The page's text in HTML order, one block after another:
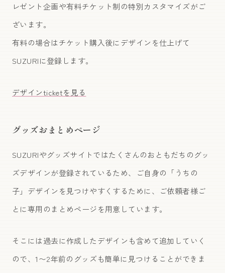
レゼント企画や有料チケット制の特別カスタマイズがご
ざいます。
有料の場合はチケット購入後にデザインを仕上げて
SUZURIに登録します。
デザインticketを見る
グッズおまとめページ
SUZURIやグッズサイトではたくさんのおともだちのグッ
ズデザインが登録されているため、ご自身の「うちの
子」デザインを見つけやすくするために、ご依頼者様ご
とに専用のまとめページを用意しています。
そこには過去に作成したデザインも含めて追加していく
ので、1〜2年前のグッズも簡単に見つけることができま